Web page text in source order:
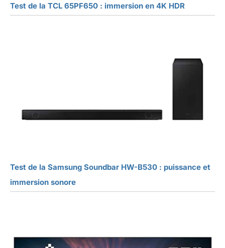
Test de la TCL 65PF650 : immersion en 4K HDR
Test de la Samsung Soundbar HW-B530 : puissance et
immersion sonore